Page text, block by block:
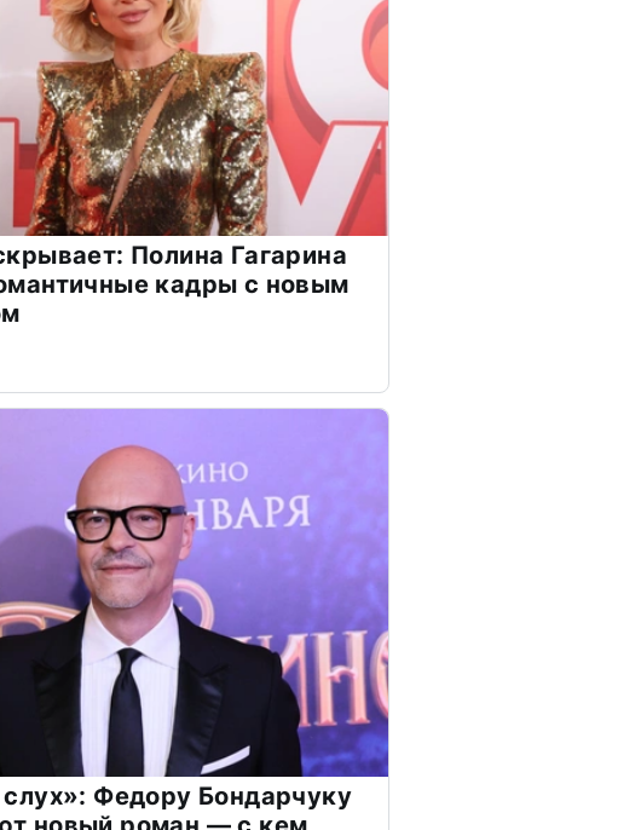
Полина Гагарина
кадры с новым
Федору Бондарчуку